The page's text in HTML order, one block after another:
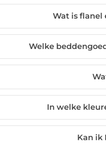
Wat is flanel
Welke
In welke
Kan ik